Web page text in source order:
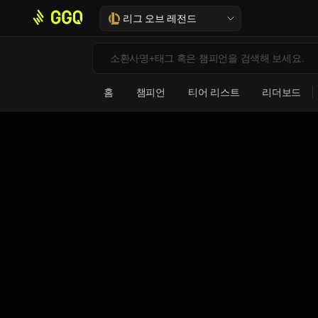
리그 오브 레전드
홈 챔피언 티어 리스트 리더보드